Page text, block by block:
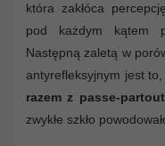
która zakłóca
pod każdym kątem
Następną zaletą w
antyrefleksyjnym jest
razem z passe-
zwykłe szkło